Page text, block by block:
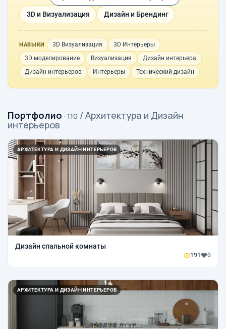
3D и Визуализация Дизайн и Брендинг
НАВЫКИ 3D Визуализация
3D Интерьеры
3D моделирование
Визуализация
Дизайн интерьера
Дизайн интерьеров
Интерьеры Технический дизайн
Портфолио · 110 / Архитектура и Дизайн
интерьеров
АРХИТЕКТУРА И ДИЗАЙН ИНТЕРЬЕРОВ
Дизайн спальной комнаты
191 0
АРХИТЕКТУРА И ДИЗАЙН ИНТЕРЬЕРОВ